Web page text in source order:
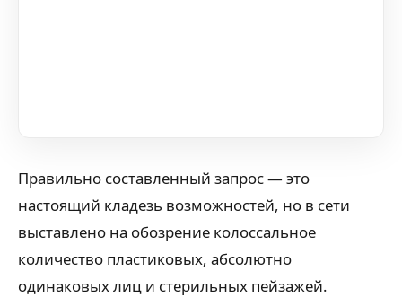
Правильно составленный запрос — это
настоящий кладезь возможностей, но в сети
выставлено на обозрение колоссальное
количество пластиковых, абсолютно
одинаковых лиц и стерильных пейзажей.